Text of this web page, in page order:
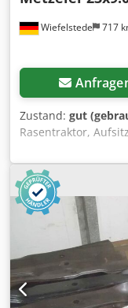
Wiefelstede 717
Zustand: gut
Rasentraktor,
Reifengröße:
Gewicht: 22 kg